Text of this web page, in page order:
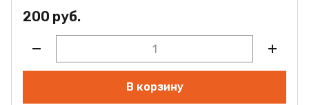
200 руб.
В корзину